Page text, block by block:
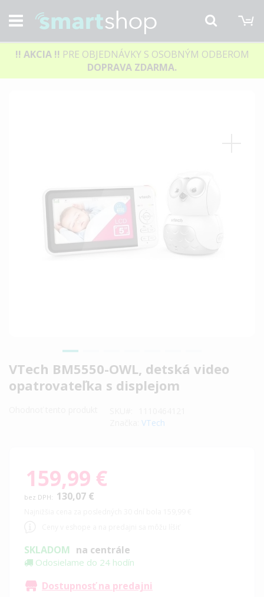
Hľadať
!! AKCIA !! PRE OBJEDNÁVKY S OSOBNÝM ODBEROM
DOPRAVA ZDARMA.
VTech BM5550-OWL, detská video
opatrovateľka s displejom
VTech
159,99 €
130,07 €
SKLADOM na centrále
Odosielame do 24 hodín
Dostupnosť na predajni
Preskočiť
začiatok